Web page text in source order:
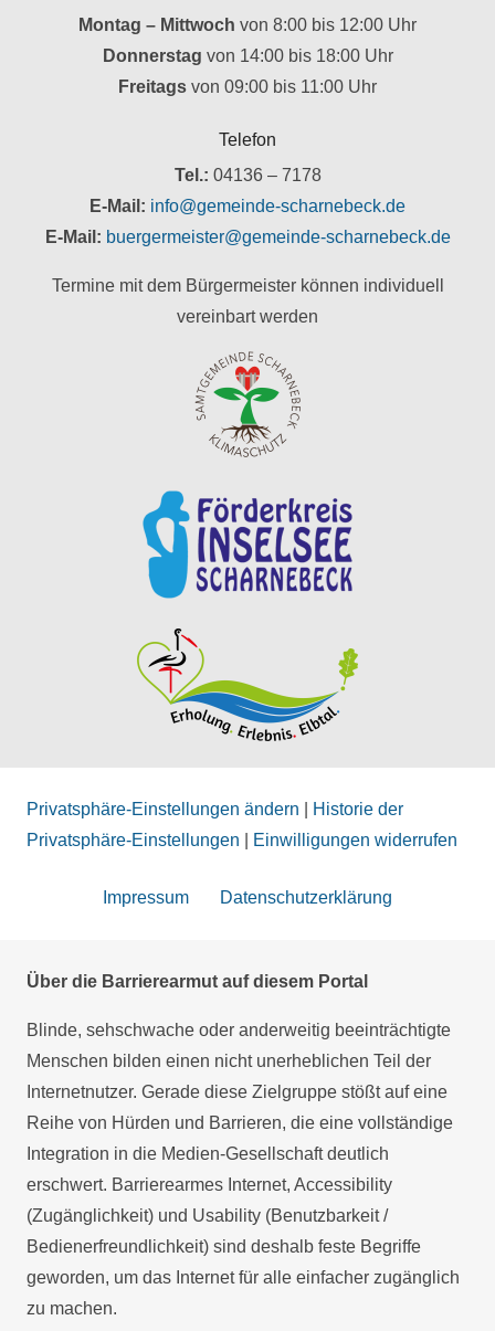
Montag – Mittwoch von 8:00 bis 12:00 Uhr
Donnerstag von 14:00 bis 18:00 Uhr
Freitags von 09:00 bis 11:00 Uhr
Telefon
Tel.: 04136 – 7178
E-Mail: info@gemeinde-scharnebeck.de
E-Mail: buergermeister@gemeinde-scharnebeck.de
Termine mit dem Bürgermeister können individuell
vereinbart werden
Privatsphäre-Einstellungen ändern
Historie der
Privatsphäre-Einstellungen
Einwilligungen widerrufen
Impressum Datenschutzerklärung
Über die Barrierearmut auf diesem Portal
Blinde, sehschwache oder anderweitig beeinträchtigte
Menschen bilden einen nicht unerheblichen Teil der
Internetnutzer. Gerade diese Zielgruppe stößt auf eine
Reihe von Hürden und Barrieren, die eine vollständige
Integration in die Medien-Gesellschaft deutlich
erschwert. Barrierearmes Internet, Accessibility
(Zugänglichkeit) und Usability (Benutzbarkeit /
Bedienerfreundlichkeit) sind deshalb feste Begriffe
geworden, um das Internet für alle einfacher zugänglich
zu machen.